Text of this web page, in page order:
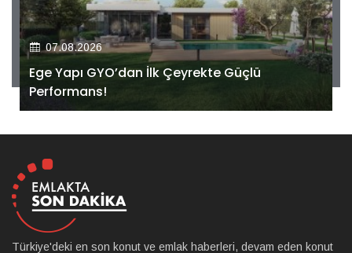
07.08.2026
Ege Yapı GYO’dan İlk Çeyrekte Güçlü
Performans!
Türkiye'deki en son konut ve emlak haberleri, devam eden konut